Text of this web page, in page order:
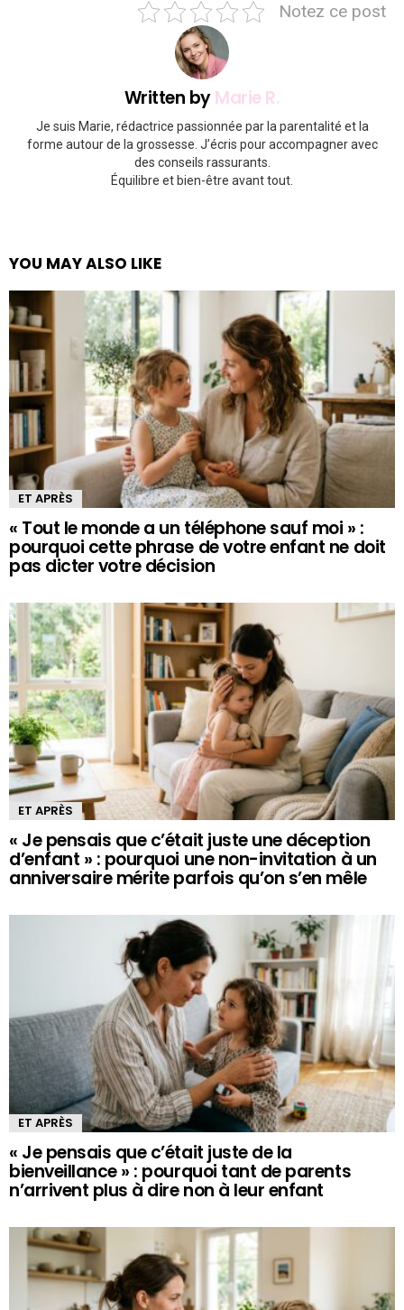
Notez ce post
Written byMarie R.
Je suis Marie, rédactrice passionnée par la parentalité et la
forme autour de la grossesse. J’écris pour accompagner avec
des conseils rassurants.
Équilibre et bien-être avant tout.
YOU MAY ALSO LIKE
ET APRÈS
« Tout le monde a un téléphone sauf moi » :
pourquoi cette phrase de votre enfant ne doit
pas dicter votre décision
ET APRÈS
« Je pensais que c’était juste une déception
d’enfant » : pourquoi une non-invitation à un
anniversaire mérite parfois qu’on s’en mêle
ET APRÈS
« Je pensais que c’était juste de la
bienveillance » : pourquoi tant de parents
n’arrivent plus à dire non à leur enfant